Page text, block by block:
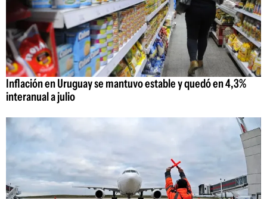
Inflación en Uruguay se mantuvo estable y quedó en 4,3%
interanual a julio